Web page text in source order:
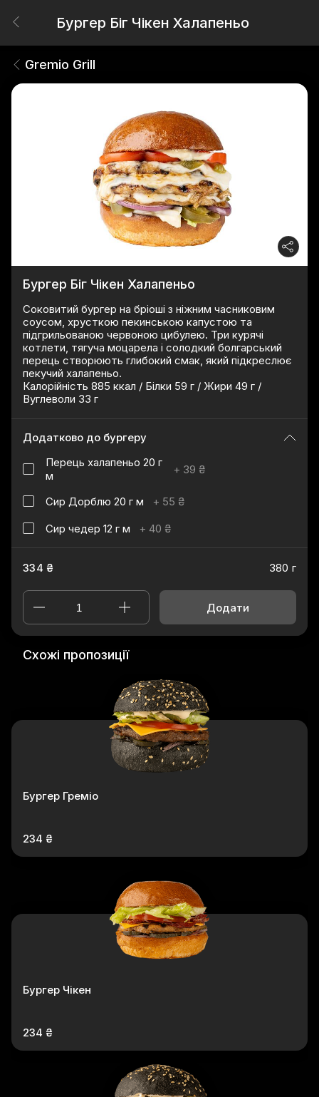
Бургер Біг Чікен Халапеньо
Gremio Grill
Бургер Біг Чікен Халапеньо
Соковитий бургер на бріоші з ніжним часниковим
соусом, хрусткою пекинською капустою та
підгрильованою червоною цибулею. Три курячі
котлети, тягуча моцарела і солодкий болгарський
перець створюють глибокий смак, який підкреслює
пекучий халапеньо.
Калорійність 885 ккал / Білки 59 г / Жири 49 г /
Вуглеволи 33 г
Додатково до бургеру
Перець халапеньо 20 г
м
+ 39 ₴
Сир Дорблю 20 г м + 55 ₴
Сир чедер 12 г м
+ 40 ₴
334 ₴ 380 г
Додати
Схожі пропозиції
Бургер Греміо
234 ₴
Бургер Чікен
234 ₴